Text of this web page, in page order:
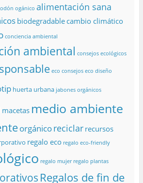
ogánico alimentación sana
biodegradable cambio climático
conciencia ambiental
ambiental consejos ecológicos
eco consejos eco diseño
huerta urbana jabones orgánicos
macetas medio ambiente
orgánicoreciclar recursos
regalo eco regalo eco-friendly
regalo mujer regalo plantas
Regalos de fin de